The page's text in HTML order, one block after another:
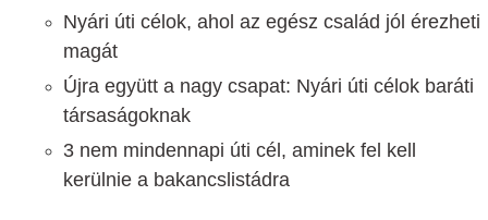
Nyári úti célok, ahol az egész család jól érezheti
magát
Újra együtt a nagy csapat: Nyári úti célok baráti
társaságoknak
3 nem mindennapi úti cél, aminek fel kell
kerülnie a bakancslistádra